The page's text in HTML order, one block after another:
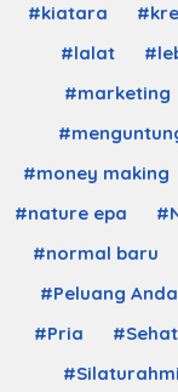
#kiatara
#lalat
#marketing
#money making
#nature epa
#normal baru
#Peluang Anda
#Pria
#Sehat
#Silaturahmi